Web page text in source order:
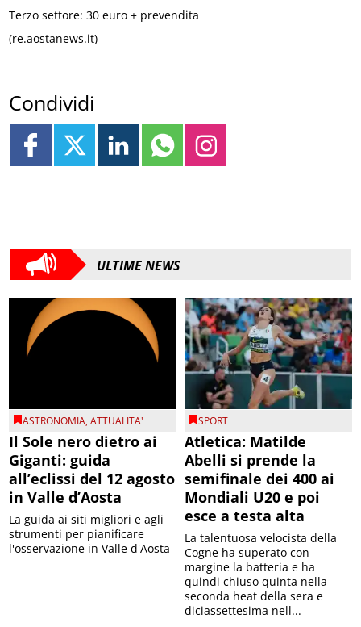
Terzo settore: 30 euro + prevendita
(re.aostanews.it)
Condividi
ULTIME NEWS
ASTRONOMIA,ATTUALITA'
Il Sole nero dietro ai
Giganti: guida
all’eclissi del 12 agosto
in Valle d’Aosta
La guida ai siti migliori e agli
strumenti per pianificare
l'osservazione in Valle d'Aosta
SPORT
Atletica: Matilde
Abelli si prende la
semifinale dei 400 ai
Mondiali U20 e poi
esce a testa alta
La talentuosa velocista della
Cogne ha superato con
margine la batteria e ha
quindi chiuso quinta nella
seconda heat della sera e
diciassettesima nell...